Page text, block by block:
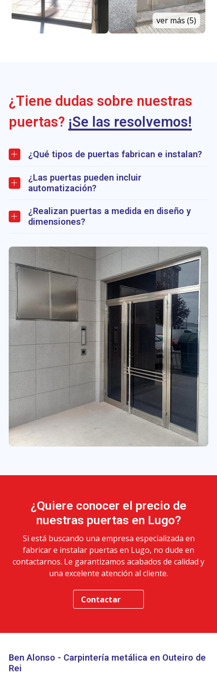
ver más (5)
¿Tiene dudas sobre nuestras
puertas? ¡Se las resolvemos!
¿Qué tipos de puertas fabrican e instalan?
¿Las puertas pueden incluir
automatización?
¿Realizan puertas a medida en diseño y
dimensiones?
¿Quiere conocer el precio de
nuestras puertas en Lugo?
Si está buscando una empresa especializada en
fabricar e instalar puertas en Lugo, no dude en
contactarnos. Le garantizamos acabados de calidad y
una excelente atención al cliente.
Contactar
Ben Alonso - Carpintería metálica en Outeiro de
Rei